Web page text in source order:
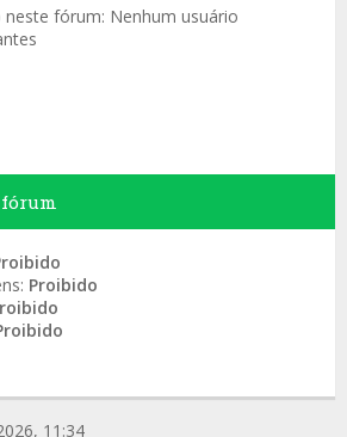
neste fórum: Nenhum usuário
Proibido
11:34